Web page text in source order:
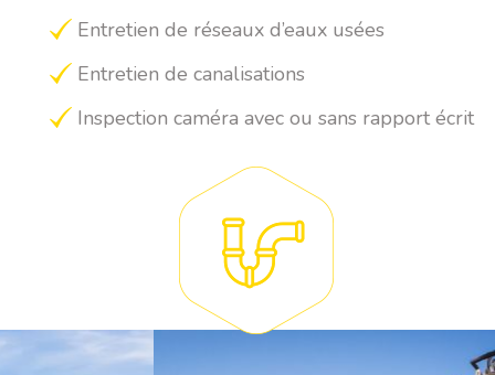
Entretien de réseaux d’eaux usées
Entretien de canalisations
Inspection caméra avec ou sans rapport écrit